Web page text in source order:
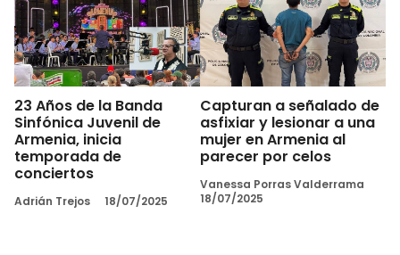
23 Años de la Banda
Sinfónica Juvenil de
Armenia, inicia
temporada de
conciertos
Adrián Trejos 18/07/2025
Capturan a señalado de
asfixiar y lesionar a una
mujer en Armenia al
parecer por celos
Vanessa Porras Valderrama
18/07/2025